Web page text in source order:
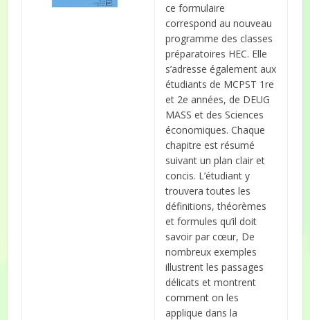
ce formulaire
correspond au nouveau
programme des classes
préparatoires HEC. Elle
s’adresse également aux
étudiants de MCPST 1re
et 2e années, de DEUG
MASS et des Sciences
économiques. Chaque
chapitre est résumé
suivant un plan clair et
concis. L’étudiant y
trouvera toutes les
définitions, théorèmes
et formules qu’il doit
savoir par cœur, De
nombreux exemples
illustrent les passages
délicats et montrent
comment on les
applique dans la